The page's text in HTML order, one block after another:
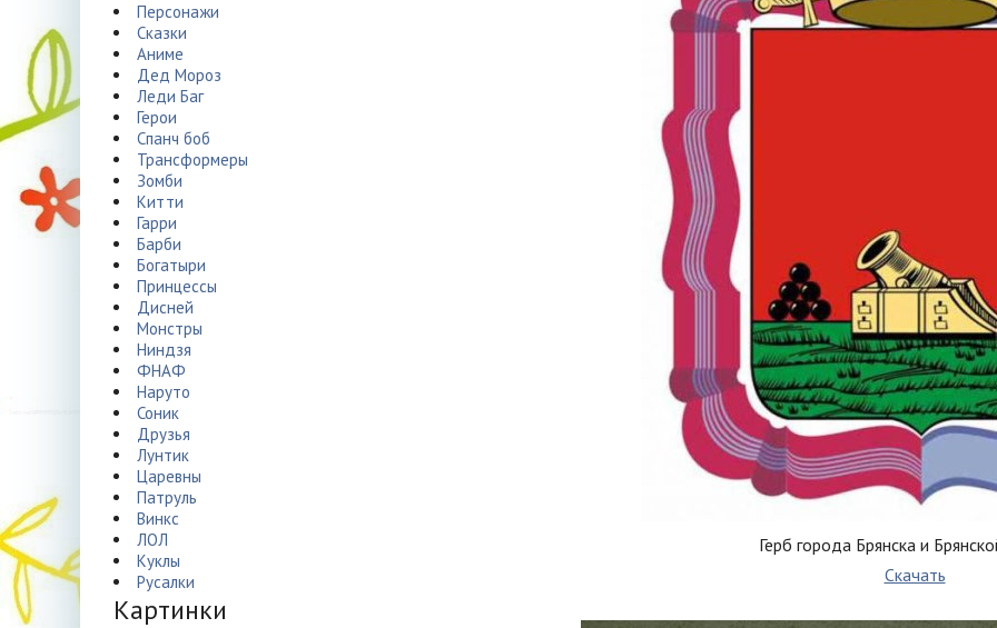
Герб города Брянска и
Скачать
Персонажи
Сказки
Аниме
Дед Мороз
Леди Баг
Герои
Спанч боб
Трансформеры
Зомби
Китти
Гарри
Барби
Богатыри
Принцессы
Дисней
Монстры
Ниндзя
ФНАФ
Наруто
Соник
Друзья
Лунтик
Царевны
Патруль
Винкс
ЛОЛ
Куклы
Русалки
Картинки